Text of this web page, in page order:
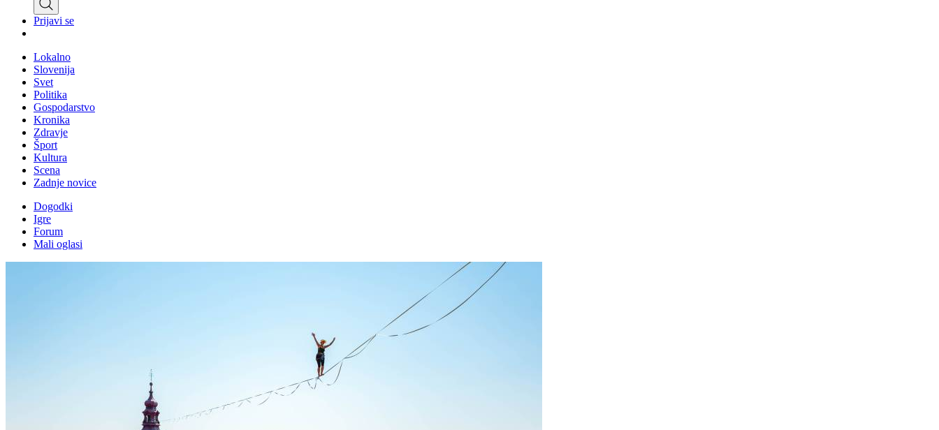
Prijavi se
Lokalno
Slovenija
Svet
Politika
Gospodarstvo
Kronika
Zdravje
Šport
Kultura
Scena
Zadnje novice
Dogodki
Igre
Forum
Mali oglasi